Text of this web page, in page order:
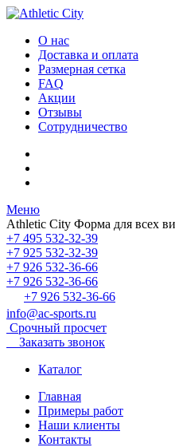
О нас
Доставка и оплата
Размерная сетка
FAQ
Акции
Отзывы
Сотрудничество
Меню
Athletic City Форма для всех
+7 495 532-32-39
+7 925 532-32-39
+7 926 532-36-66
+7 926 532-36-66
+7 926 532-36-66
info@ac-sports.ru
Срочный просчет
Заказать звонок
Каталог
Главная
Примеры работ
Наши клиенты
Контакты